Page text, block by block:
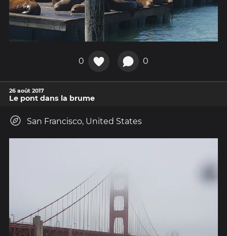
0 0
26 août 2017
Le pont dans la brume
San Francisco, United States